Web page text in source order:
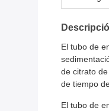
El tubo de
de citrato
de tiempo
El tubo de